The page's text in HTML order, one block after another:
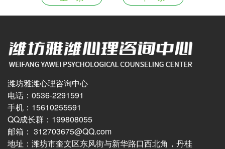
潍坊雅潍心理咨询中心
电话：0536-2291591
手机：15610255591
QQ成长群：199808055
邮箱： 312703675@QQ.com
地址：潍坊市奎文区东风街与新华路口西北角，丹桂